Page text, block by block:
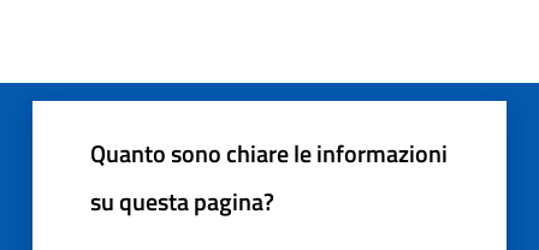
Quanto sono chiare le informazioni
su questa pagina?